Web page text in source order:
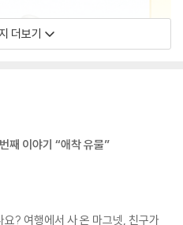
더보기
째 이야기 “애착 유물”
? 여행에서 사 온 마그넷, 친구가